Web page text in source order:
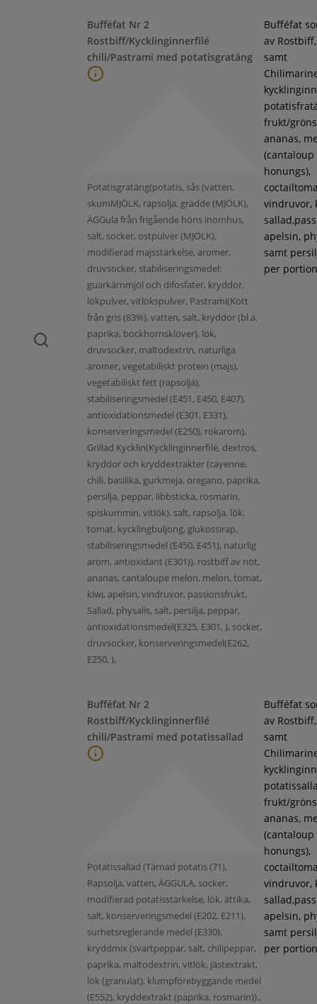
Bufféfat Nr 2
Rostbiff/Kycklinginnerfilé
chili/Pastrami med potatisgratäng
Potatisgratäng(potatis, sås (vatten,
skumMJÖLK, rapsolja, grädde (MJÖLK),
ÄGGula från frigående höns inomhus,
salt, socker, ostpulver (MJÖLK),
modifierad majsstärkelse, aromer,
druvsocker, stabiliseringsmedel:
guarkärnmjöl och difosfater, kryddor,
lökpulver, vitlökspulver, Pastrami(Kött
från gris (83%), vatten, salt, kryddor (bl.a.
paprika, bockhornsklöver), lök,
druvsocker, maltodextrin, naturliga
aromer, vegetabiliskt protein (majs),
vegetabiliskt fett (rapsolja),
stabiliseringsmedel (E451, E450, E407),
antioxidationsmedel (E301, E331),
konserveringsmedel (E250), rökarom),
Grillad Kycklin(Kycklinginnerfilé, dextros,
kryddor och kryddextrakter (cayenne,
chili, basilika, gurkmeja, oregano, paprika,
persilja, peppar, libbsticka, rosmarin,
spiskummin, vitlök), salt, rapsolja, lök,
tomat, kycklingbuljong, glukossirap,
stabiliseringsmedel (E450, E451), naturlig
arom, antioxidant (E301)), rostbiff av nöt,
ananas, cantaloupe melon, melon, tomat,
kiwi, apelsin, vindruvor, passionsfrukt,
Sallad, physalis, salt, persilja, peppar,
antioxidationsmedel(E325, E301, ), socker,
druvsocker, konserveringsmedel(E262,
E250, ),
Bufféfat
av
samt
frukt/
ananas,
(cantaloup
honungs),
vindruvor,
apelsin,
samt
per
Bufféfat Nr 2
Rostbiff/Kycklinginnerfilé
chili/Pastrami med potatissallad
Potatissallad (Tärnad potatis (71),
Rapsolja, vatten, ÄGGULA, socker,
modifierad potatisstärkelse, lök, ättika,
salt, konserveringsmedel (E202, E211),
surhetsreglerande medel (E330),
kryddmix (svartpeppar, salt, chilipeppar,
paprika, maltodextrin, vitlök, jästextrakt,
lök (granulat), klumpförebyggande medel
(E552), kryddextrakt (paprika, rosmarin)).,
Bufféfat
av
samt
frukt/
ananas,
(cantaloup
honungs),
vindruvor,
apelsin,
samt
per